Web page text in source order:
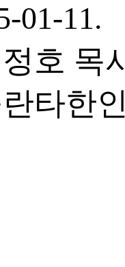
01-11.
호 목
타한